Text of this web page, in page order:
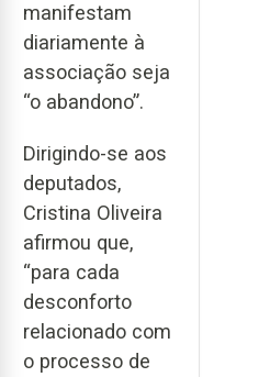
manifestam
diariamente à
associação seja
“o abandono”.
Dirigindo-se aos
deputados,
Cristina Oliveira
afirmou que,
“para cada
desconforto
relacionado com
o processo de